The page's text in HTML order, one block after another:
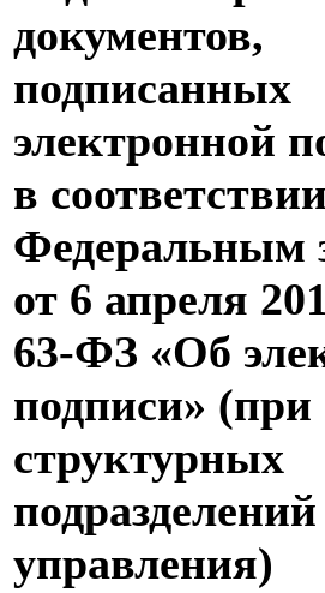
документов,
подписанных
электронной
в
Федеральным
от 6 апреля
63-ФЗ «Об
подписи»
структурных
управления)